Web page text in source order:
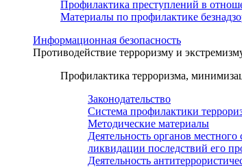
Профилактика преступлений в
Материалы по профилактике
Информационная безопасность
Противодействие терроризму и
Профилактика терроризма,
Законодательство
Система профилактики
Методические материалы
Деятельность органов
ликвидации последствий его
Деятельность